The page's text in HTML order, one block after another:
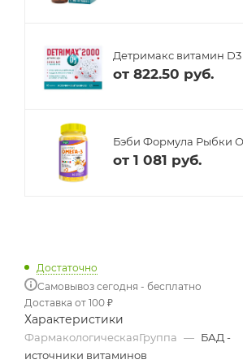
Детримакс витамин
от 822.50 руб.
Бэби Формула Рыбки
от 1 081 руб.
Достаточно
Самовывоз сегодня - бесплатно
Доставка от 100 ₽
Характеристики
ФармакологическаяГруппа — БАД -
источники витаминов